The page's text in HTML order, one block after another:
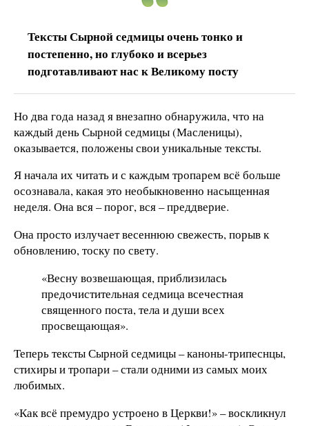
Тексты Сырной седмицы очень тонко и
постепенно, но глубоко и всерьез
подготавливают нас к Великому посту
Но два года назад я внезапно обнаружила, что на
каждый день Сырной седмицы (Масленицы),
оказывается, положены свои уникальные тексты.
Я начала их читать и с каждым тропарем всё больше
осознавала, какая это необыкновенно насыщенная
неделя. Она вся – порог, вся – преддверие.
Она просто излучает весеннюю свежесть, порыв к
обновлению, тоску по свету.
«Весну возвешающая, приблизилась
предочистительная седмица всечестная
священного поста, тела и души всех
просвещающая».
Теперь тексты Сырной седмицы – каноны-трипеснцы,
стихиры и тропари – стали одними из самых моих
любимых.
«Как всё премудро устроено в Церкви!» – воскликнул